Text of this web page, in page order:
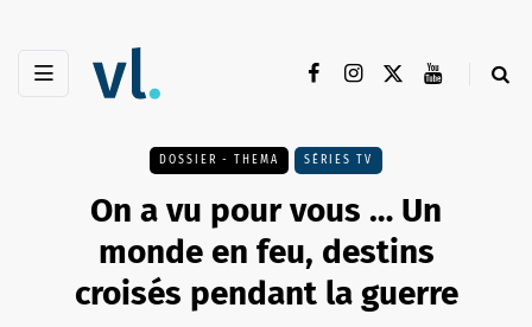
DOSSIER - THEMA SÉRIES TV
On a vu pour vous … Un
monde en feu, destins
croisés pendant la guerre